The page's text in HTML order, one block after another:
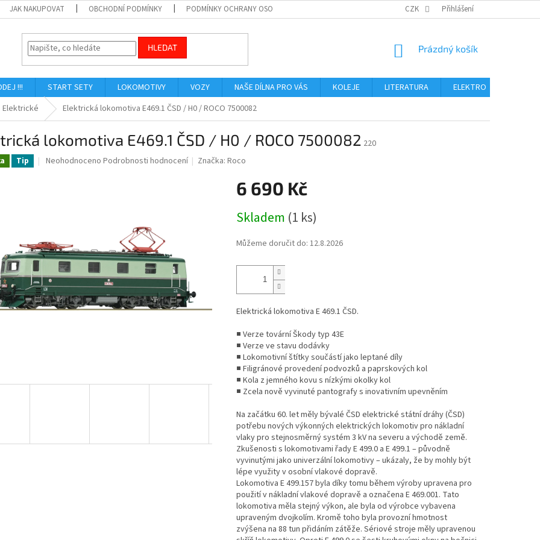
JAK NAKUPOVAT OBCHODNÍ PODMÍNKY PODMÍNKY OCHRANY OSOBNÍCH ÚDAJŮ CZK Přihlášení
HLEDAT
NÁKUPNÍ
Prázdný košík
!!! START SETY LOKOMOTIVY VOZY NAŠE DÍLNA PRO VÁS KOLEJE LITERATURA ELEKTRO
Elektrické Elektrická lokomotiva E469.1 ČSD / H0 / ROCO 7500082
lokomotiva E469.1 ČSD / H0 / ROCO 7500082 220
Tip
Průměrné
hvězdiček.
Neohodnoceno Podrobnosti hodnocení Značka:Roco
6 690 Kč
cena:
Skladem (1 ks)
Můžeme doručit do: 12.8.2026
Elektrická lokomotiva E 469.1 ČSD.
■ Verze tovární Škody typ 43E
■ Verze ve stavu dodávky
■ Lokomotivní štítky součástí jako leptané díly
■ Filigránové provedení podvozků a paprskových kol
■ Kola z jemného kovu s nízkými okolky kol
■ Zcela nově vyvinuté pantografy s inovativním upevněním
Na začátku 60. let měly bývalé ČSD elektrické státní dráhy (ČSD)
potřebu nových výkonných elektrických lokomotiv pro nákladní
vlaky pro stejnosměrný systém 3 kV na severu a východě země.
Zkušenosti s lokomotivami řady E 499.0 a E 499.1 – původně
vyvinutými jako univerzální lokomotivy – ukázaly, že by mohly být
lépe využity v osobní vlakové dopravě.
Lokomotiva E 499.157 byla díky tomu během výroby upravena pro
použití v nákladní vlakové dopravě a označena E 469.001. Tato
lokomotiva měla stejný výkon, ale byla od výrobce vybavena
upraveným dvojkolím. Kromě toho byla provozní hmotnost
zvýšena na 88 tun přidáním zátěže. Sériové stroje měly upravenou